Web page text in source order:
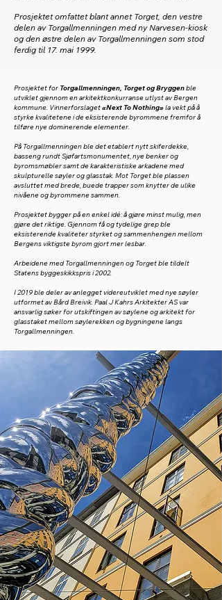
Prosjektet omfattet blant annet Torget, den vestre
delen av Torgallmenningen med ny Narvesen-kiosk
og den østre delen av Torgallmenningen som stod
ferdig til 17. mai 1999.
Prosjektet for Torgallmenningen, Torget og Bryggenble
utviklet gjennom en arkitektkonkurranse utlyst av Bergen
kommune. Vinnerforslaget«Next To Nothing»la vekt på å
styrke kvalitetene i de eksisterende byrommene fremfor å
tilføre nye dominerende elementer.
På Torgallmenningen ble det etablert nytt skiferdekke,
basseng rundt Sjøfartsmonumentet, nye benker og
byromsmøbler samt de karakteristiske arkadene med
skulpturelle søyler og glasstak. Mot Torget ble plassen
avsluttet med brede, buede trapper som knytter de ulike
nivåene og byrommene sammen.
Prosjektet bygger på en enkel idé: å gjøre minst mulig, men
gjøre det riktige. Gjennom få og tydelige grep ble
eksisterende kvaliteter styrket og sammenhengen mellom
Bergens viktigste byrom gjort mer lesbar.
Arbeidene med Torgallmenningen og Torget ble tildelt
Statens byggeskikkspris i 2002.
I 2019 ble deler av anlegget videreutviklet med nye søyler
utformet av Bård Breivik. Paal J Kahrs Arkitekter AS var
ansvarlig søker for utskiftingen av søylene og arkitekt for
glasstaket mellom søylerekken og bygningene langs
Torgallmenningen.